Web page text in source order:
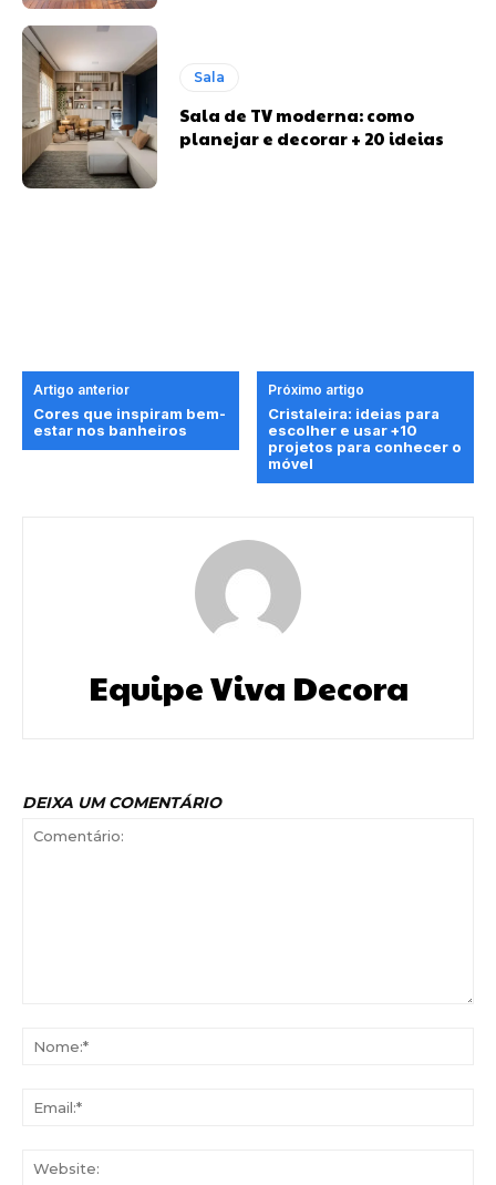
Sala
Sala de TV moderna: como
planejar e decorar + 20 ideias
Artigo anterior
Cores que inspiram bem-
estar nos banheiros
Próximo artigo
Cristaleira: ideias para
escolher e usar +10
projetos para conhecer o
móvel
Equipe Viva Decora
DEIXA UM COMENTÁRIO